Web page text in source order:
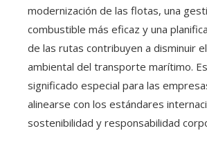
modernización de las flotas, una
combustible más eficaz y una
de las rutas contribuyen a disminuir
ambiental del transporte marítimo.
significado especial para las
alinearse con los estándares
sostenibilidad y responsabilidad